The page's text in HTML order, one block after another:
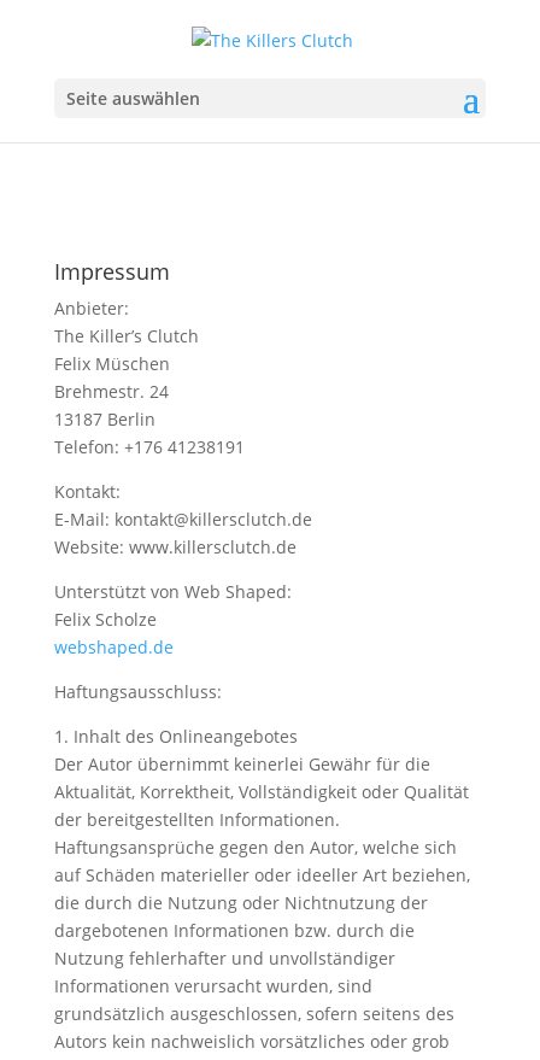
Seite auswählen
Impressum
Anbieter:
The Killer’s Clutch
Felix Müschen
Brehmestr. 24
13187 Berlin
Telefon: +176 41238191
Kontakt:
E-Mail: kontakt@killersclutch.de
Website: www.killersclutch.de
Unterstützt von Web Shaped:
Felix Scholze
webshaped.de
Haftungsausschluss:
1. Inhalt des Onlineangebotes
Der Autor übernimmt keinerlei Gewähr für die
Aktualität, Korrektheit, Vollständigkeit oder Qualität
der bereitgestellten Informationen.
Haftungsansprüche gegen den Autor, welche sich
auf Schäden materieller oder ideeller Art beziehen,
die durch die Nutzung oder Nichtnutzung der
dargebotenen Informationen bzw. durch die
Nutzung fehlerhafter und unvollständiger
Informationen verursacht wurden, sind
grundsätzlich ausgeschlossen, sofern seitens des
Autors kein nachweislich vorsätzliches oder grob